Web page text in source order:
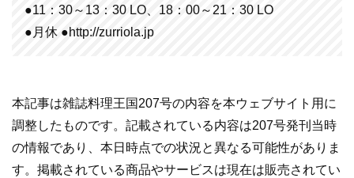
●11：30～13：30 LO、18：00～21：30 LO
●月休 ●http://zurriola.jp
本記事は雑誌料理王国207号の内容を本ウェブサイト用に
調整したものです。記載されている内容は207号発刊当時
の情報であり、本日時点での状況と異なる可能性がありま
す。掲載されている商品やサービスは現在は販売されてい